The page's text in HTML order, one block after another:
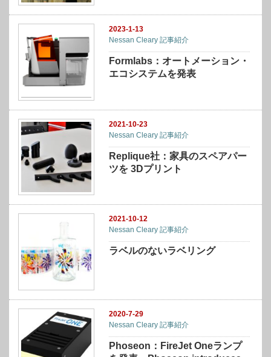
2023-1-13
Nessan Cleary 記事紹介
Formlabs：オートメーション・
エコシステムを発表
2021-10-23
Nessan Cleary 記事紹介
Replique社：家具のスペアパー
ツを 3Dプリント
2021-10-12
Nessan Cleary 記事紹介
ラベルのないラベリング
2020-7-29
Nessan Cleary 記事紹介
Phoseon：FireJet Oneランプ